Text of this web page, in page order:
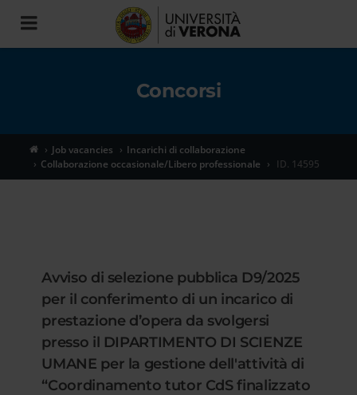
Toggle
navigation
Concorsi
Job vacancies
Incarichi di collaborazione
Collaborazione occasionale/Libero professionale
ID. 14595
Avviso di selezione pubblica D9/2025
per il conferimento di un incarico di
prestazione d’opera da svolgersi
presso il DIPARTIMENTO DI SCIENZE
UMANE per la gestione dell'attività di
“Coordinamento tutor CdS finalizzato